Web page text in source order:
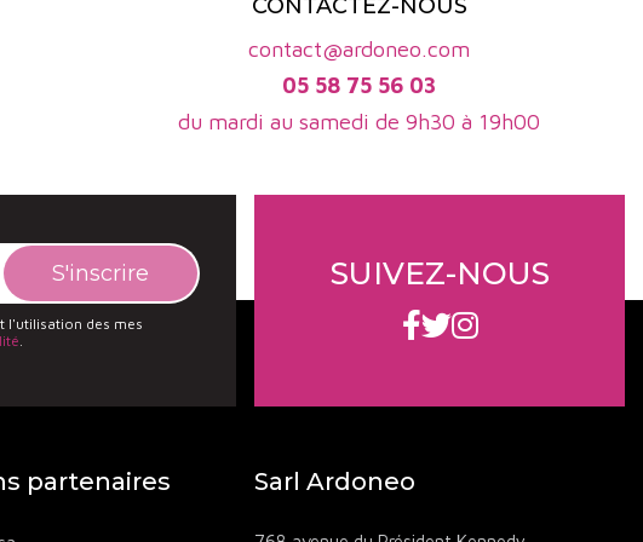
CONTACTEZ-NOUS
contact@ardoneo.com
05 58 75 56 03
du mardi au samedi de 9h30 à 19h00
l'utilisation des mes
SUIVEZ-NOUS
partenaires Sarl Ardoneo